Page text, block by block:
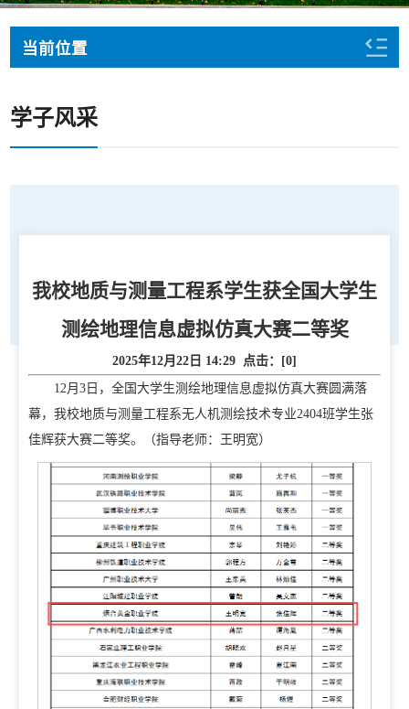
学校概况
学校简介 现任领导 校徽校训校风
办学定位
校庆日
学院规划
党建工作
当前位置
学子风采
我校地质与测量工程系学生获全国大学生
测绘地理信息虚拟仿真大赛二等奖
2025年12月22日 14:29 点击：[0]
12月3日，全国大学生测绘地理信息虚拟仿真大赛圆满落
幕，我校地质与测量工程系无人机测绘技术专业2404班学生张
佳辉获大赛二等奖。（指导老师：王明宽）